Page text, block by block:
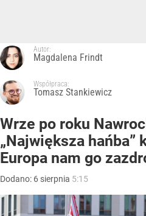
Autor:
Magdalena Frindt
Współpraca:
Tomasz Stankiewicz
Wrze po roku
„Największa hańba”
Europa nam go
Dodano: 6 sierpnia 5:15